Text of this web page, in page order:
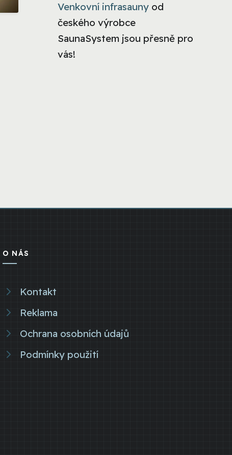
Venkovní infrasauny od
českého výrobce
SaunaSystem jsou přesně pro
vás!
O NÁS
Kontakt
Reklama
Ochrana osobních údajů
Podmínky použití